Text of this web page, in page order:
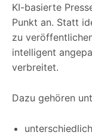
KI-basierte
Punkt an. Statt
zu
intelligent
verbreitet.
Dazu gehören